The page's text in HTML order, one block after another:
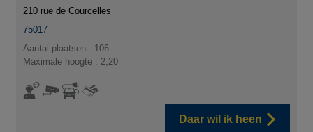
210 rue de Courcelles
75017
Aantal plaatsen : 106
Maximale hoogte : 2,20
Daar wil ik heen